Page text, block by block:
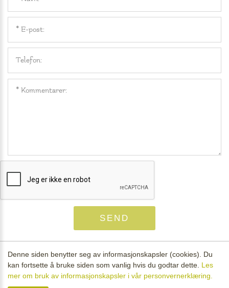
©Nilsgardstunet - Alle rettigheter reservert Utviklet avCateno AS
Powered by
CLAW Personvern
Denne siden benytter seg av informasjonskapsler (cookies). Du
kan fortsette å bruke siden som vanlig hvis du godtar dette. Les
mer om bruk av informasjonskapsler i vår personvernerklæring.